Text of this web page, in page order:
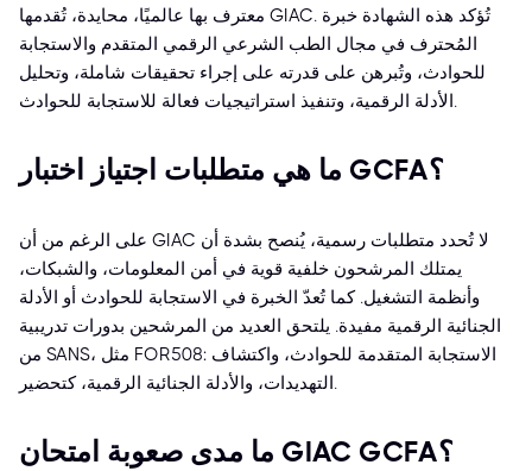
معترف بها عالميًا، محايدة، تُقدمها GIAC. تُؤكد هذه الشهادة خبرة
المُحترف في مجال الطب الشرعي الرقمي المتقدم والاستجابة
للحوادث، وتُبرهن على قدرته على إجراء تحقيقات شاملة، وتحليل
الأدلة الرقمية، وتنفيذ استراتيجيات فعالة للاستجابة للحوادث.
ما هي متطلبات اجتياز اختبار GCFA؟
على الرغم من أن GIAC لا تُحدد متطلبات رسمية، يُنصح بشدة أن
يمتلك المرشحون خلفية قوية في أمن المعلومات، والشبكات،
وأنظمة التشغيل. كما تُعدّ الخبرة في الاستجابة للحوادث أو الأدلة
الجنائية الرقمية مفيدة. يلتحق العديد من المرشحين بدورات تدريبية
من SANS، مثل FOR508: الاستجابة المتقدمة للحوادث، واكتشاف
التهديدات، والأدلة الجنائية الرقمية، كتحضير.
ما مدى صعوبة امتحان GIAC GCFA؟